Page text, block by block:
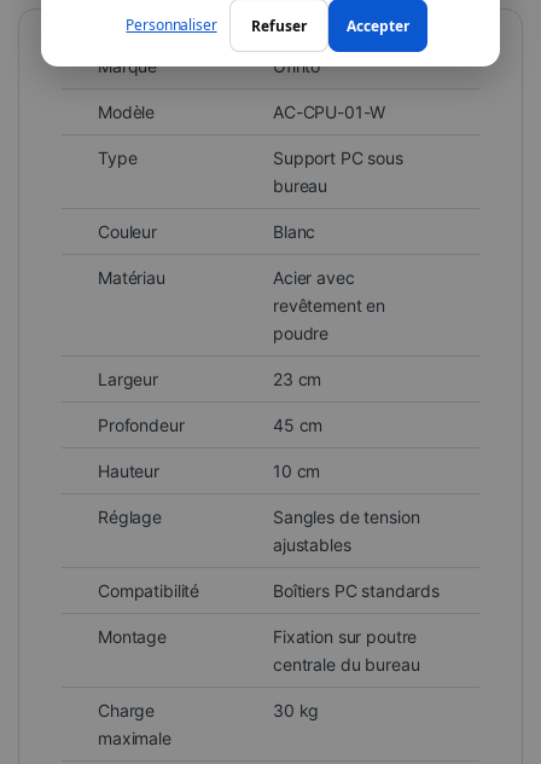
Personnaliser Refuser Accepter
Marque Ofinto
Modèle AC-CPU-01-W
Type
Support PC sous
bureau
Couleur Blanc
Matériau
Acier avec
revêtement en
poudre
Largeur 23 cm
Profondeur 45 cm
Hauteur 10 cm
Réglage
Sangles de tension
ajustables
Compatibilité Boîtiers PC standards
Montage
Fixation sur poutre
centrale du bureau
Charge
maximale
30 kg